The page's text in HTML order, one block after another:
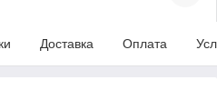
Доставка Оплата